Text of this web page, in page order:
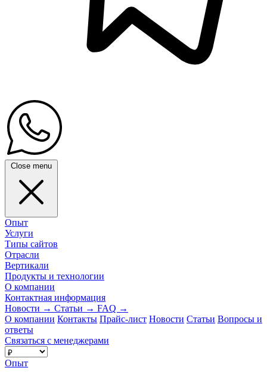
Close menu
Опыт
Услуги
Типы сайтов
Отрасли
Вертикали
Продукты и технологии
О компании
Контактная информация
Новости → Статьи → FAQ →
О компании Контакты Прайс-лист Новости Статьи Вопросы и
ответы
Связаться с менеджерами
Опыт